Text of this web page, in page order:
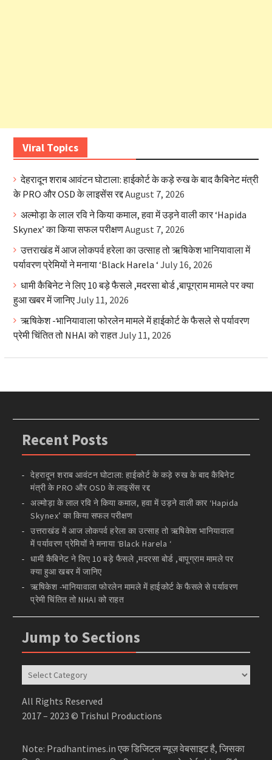
Viral Topics
देहरादून शराब आवंटन घोटाला: हाईकोर्ट के कड़े रुख के बाद कैबिनेट मंत्री
के PRO और OSD के लाइसेंस रद्दAugust 7, 2026
अल्मोड़ा के लाल रवि ने किया कमाल, हवा में उड़ने वाली कार ‘Hapida
Skynex’ का किया सफल परीक्षणAugust 7, 2026
उत्तराखंड में आज लोकपर्व हरेला का उत्साह तो ऋषिकेश भानियावाला में
पर्यावरण प्रेमियों ने मनाया ‘Black Harela ‘ July 16, 2026
धामी कैबिनेट ने लिए 10 बड़े फैसले ,मदरसा बोर्ड ,बापूग्राम मामले पर क्या
हुआ खबर में जानिएJuly 11, 2026
ऋषिकेश -भानियावाला फोरलेन मामले में हाईकोर्ट के फैसले से पर्यावरण
प्रेमी चिंतित तो NHAI को राहतJuly 11, 2026
Recent Posts
देहरादून शराब आवंटन घोटाला: हाईकोर्ट के कड़े रुख के बाद कैबिनेट
मंत्री के PRO और OSD के लाइसेंस रद्द
अल्मोड़ा के लाल रवि ने किया कमाल, हवा में उड़ने वाली कार ‘Hapida
Skynex’ का किया सफल परीक्षण
उत्तराखंड में आज लोकपर्व हरेला का उत्साह तो ऋषिकेश भानियावाला
में पर्यावरण प्रेमियों ने मनाया ‘Black Harela ‘
धामी कैबिनेट ने लिए 10 बड़े फैसले ,मदरसा बोर्ड ,बापूग्राम मामले पर
क्या हुआ खबर में जानिए
ऋषिकेश -भानियावाला फोरलेन मामले में हाईकोर्ट के फैसले से पर्यावरण
प्रेमी चिंतित तो NHAI को राहत
Jump to Sections
Jump
to
Sections
All Rights Reserved
2017 – 2023 © Trishul Productions
Note: Pradhantimes.in एक डिजिटल न्यूज़ वेबसाइट है, जिसका